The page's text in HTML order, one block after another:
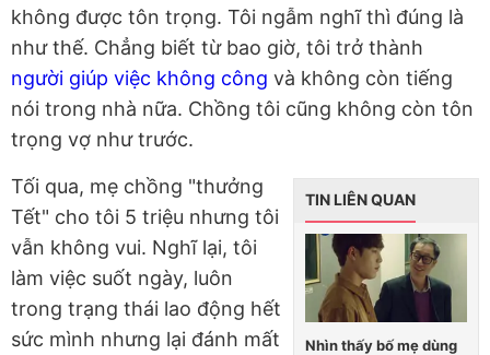
không được tôn trọng. Tôi ngẫm nghĩ thì đúng là
như thế. Chẳng biết từ bao giờ, tôi trở thành
người giúp việc không công và không còn tiếng
nói trong nhà nữa. Chồng tôi cũng không còn tôn
trọng vợ như trước.
TIN LIÊN QUAN
Nhìn thấy bố mẹ dùng
Tối qua, mẹ chồng "thưởng
Tết" cho tôi 5 triệu nhưng tôi
vẫn không vui. Nghĩ lại, tôi
làm việc suốt ngày, luôn
trong trạng thái lao động hết
sức mình nhưng lại đánh mất